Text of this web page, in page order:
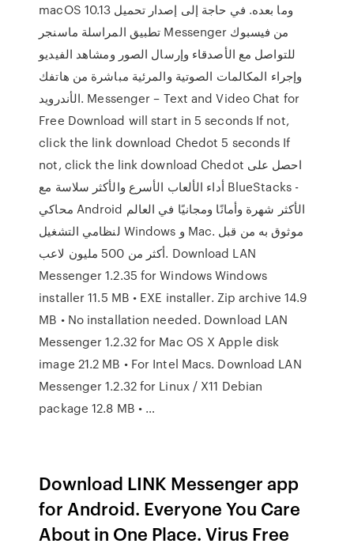
macOS 10.13 وما بعده. في حاجة إلى إصدار تحميل
تطبيق المراسلة ماسنجر Messenger من فيسبوك
للتواصل مع الأصدقاء وإرسال الصور ومشاهد الفيديو
وإجراء المكالمات الصوتية والمرئية مباشرة من هاتفك
الأندرويد. Messenger – Text and Video Chat for
Free Download will start in 5 seconds If not,
click the link download Chedot 5 seconds If
not, click the link download Chedot احصل على
أداء الألعاب الأسرع والأكثر سلاسة مع BlueStacks -
محاكي Android الأكثر شهرة وأمانًا ومجانيًا في العالم
لنظامي التشغيل Windows و Mac. موثوق به من قبل
أكثر من 500 مليون لاعب. Download LAN
Messenger 1.2.35 for Windows Windows
installer 11.5 MB • EXE installer. Zip archive 14.9
MB • No installation needed. Download LAN
Messenger 1.2.32 for Mac OS X Apple disk
image 21.2 MB • For Intel Macs. Download LAN
Messenger 1.2.32 for Linux / X11 Debian
package 12.8 MB • …
Download LINK Messenger app
for Android. Everyone You Care
About in One Place. Virus Free